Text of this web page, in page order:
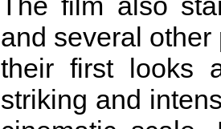
and several
their first looks
striking and